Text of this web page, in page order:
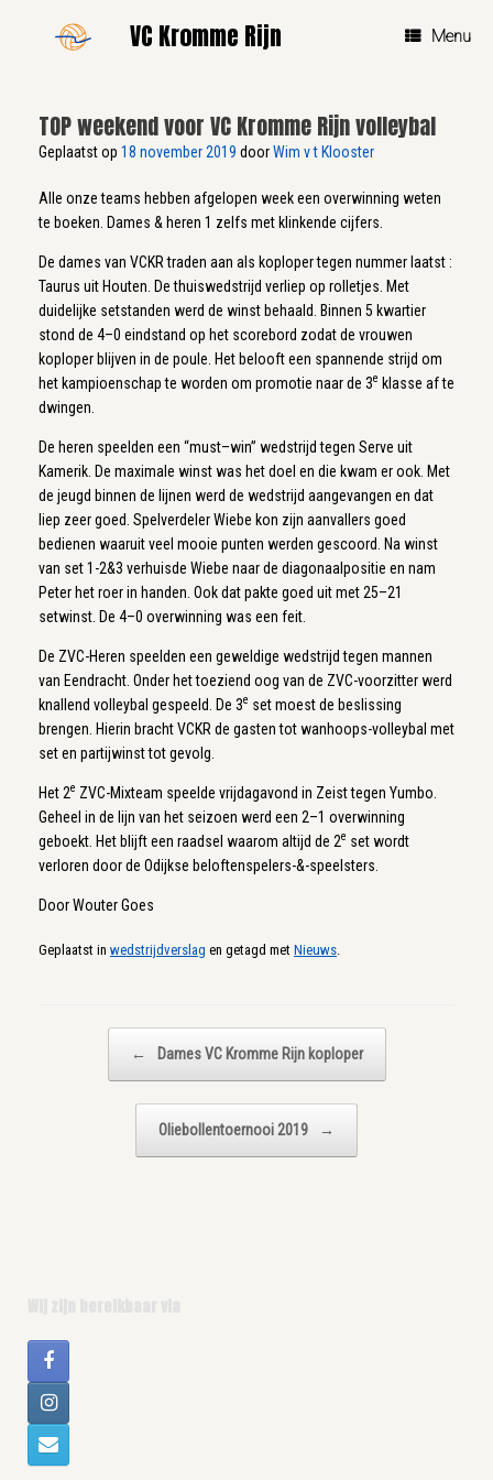
VC Kromme Rijn Menu
TOP weekend voor VC Kromme Rijn volleybal
Geplaatst op 18 november 2019 doorWim v t Klooster
Alle onze teams hebben afgelopen week een overwinning weten
te boeken. Dames & heren 1 zelfs met klinkende cijfers.
De dames van VCKR traden aan als koploper tegen nummer laatst :
Taurus uit Houten. De thuiswedstrijd verliep op rolletjes. Met
duidelijke setstanden werd de winst behaald. Binnen 5 kwartier
stond de 4–0 eindstand op het scorebord zodat de vrouwen
koploper blijven in de poule. Het belooft een spannende strijd om
het kampioenschap te worden om promotie naar de 3e klasse af te
dwingen.
De heren speelden een “must–win” wedstrijd tegen Serve uit
Kamerik. De maximale winst was het doel en die kwam er ook. Met
de jeugd binnen de lijnen werd de wedstrijd aangevangen en dat
liep zeer goed. Spelverdeler Wiebe kon zijn aanvallers goed
bedienen waaruit veel mooie punten werden gescoord. Na winst
van set 1-2&3 verhuisde Wiebe naar de diagonaalpositie en nam
Peter het roer in handen. Ook dat pakte goed uit met 25–21
setwinst. De 4–0 overwinning was een feit.
De ZVC-Heren speelden een geweldige wedstrijd tegen mannen
van Eendracht. Onder het toeziend oog van de ZVC-voorzitter werd
knallend volleybal gespeeld. De 3e set moest de beslissing
brengen. Hierin bracht VCKR de gasten tot wanhoops-volleybal met
set en partijwinst tot gevolg.
Het 2e ZVC-Mixteam speelde vrijdagavond in Zeist tegen Yumbo.
Geheel in de lijn van het seizoen werd een 2–1 overwinning
geboekt. Het blijft een raadsel waarom altijd de 2e set wordt
verloren door de Odijkse beloftenspelers-&-speelsters.
Door Wouter Goes
Geplaatst in wedstrijdverslag en getagd met Nieuws
← Dames VC Kromme Rijn koploper
Oliebollentoernooi 2019 →